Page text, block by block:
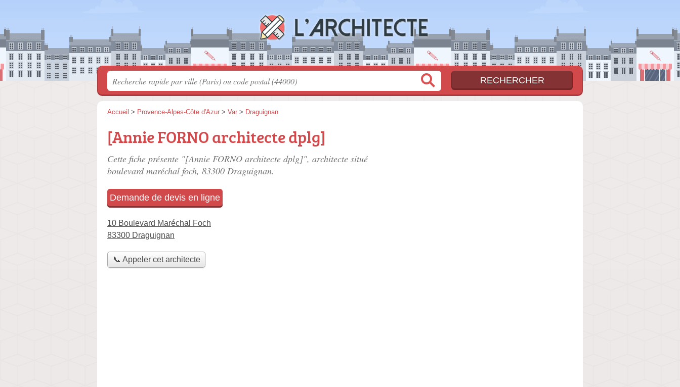
Accueil > Provence-Alpes-Côte d'Azur > Var > Draguignan
[Annie FORNO architecte dplg]
Cette fiche présente "[Annie FORNO architecte dplg]", architecte situé
boulevard maréchal foch, 83300 Draguignan.
Demande de devis en ligne
10 Boulevard Maréchal Foch
83300 Draguignan
📞 Appeler cet architecte